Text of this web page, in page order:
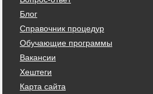
Блог
Справочник процедур
Обучающие программы
Вакансии
Хештеги
Карта сайта